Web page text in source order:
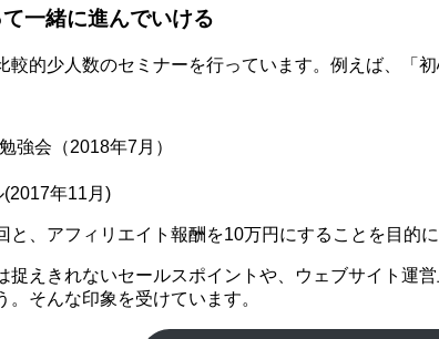
一緒に進んでいける
的少人数のセミナーを行っています。例えば、「
強会（2018年7月）
年11月)
、アフィリエイト報酬を10万円にすることを目的
えきれないセールスポイントや、ウェブサイト運
そんな印象を受けています。